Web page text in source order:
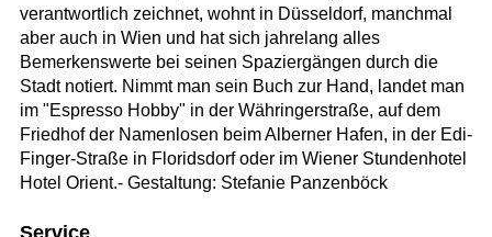
verantwortlich zeichnet, wohnt in Düsseldorf, manchmal
aber auch in Wien und hat sich jahrelang alles
Bemerkenswerte bei seinen Spaziergängen durch die
Stadt notiert. Nimmt man sein Buch zur Hand, landet man
im "Espresso Hobby" in der Währingerstraße, auf dem
Friedhof der Namenlosen beim Alberner Hafen, in der Edi-
Finger-Straße in Floridsdorf oder im Wiener Stundenhotel
Hotel Orient.- Gestaltung: Stefanie Panzenböck